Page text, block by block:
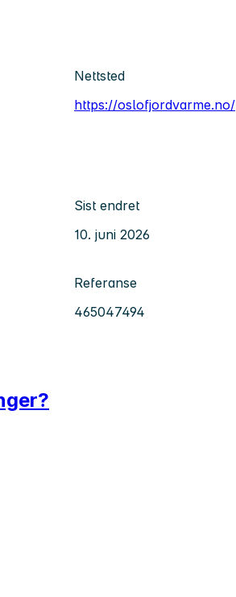
Nettsted
https://oslofjordvarme.no/
Sist endret
10. juni 2026
Referanse
465047494